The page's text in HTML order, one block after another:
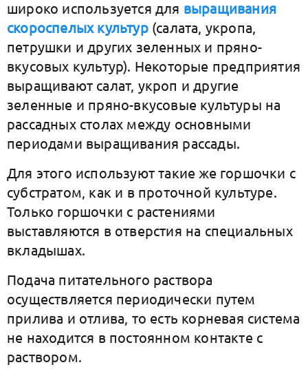
широко используется для выращивания
скороспелых культур(салата, укропа,
петрушки и других зеленных и пряно-
вкусовых культур). Некоторые предприятия
выращивают салат, укроп и другие
зеленные и пряно-вкусовые культуры на
рассадных столах между основными
периодами выращивания рассады.
Для этого используют такие же горшочки с
субстратом, как и в проточной культуре.
Только горшочки с растениями
выставляются в отверстия на специальных
вкладышах.
Подача питательного раствора
осуществляется периодически путем
прилива и отлива, то есть корневая система
не находится в постоянном контакте с
раствором.